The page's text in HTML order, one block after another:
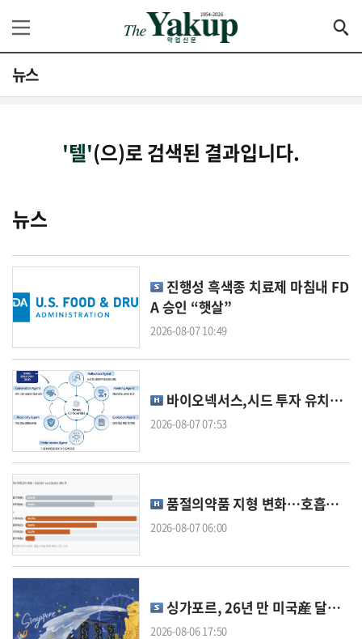
뉴스
'텔'(으)로 검색된 결과입니다.
뉴스
진행성 흑색종 치료제 마침내 FD
A 승인 “햇살”
2026-08-07 10:49
바이오넥서스,시드 투자 유치…AI 과학자 에이전트 고도화 착수
2026-08-07 07:53
품절의약품 지형 변화…호흡기약 줄고 만성질환 복합제 늘었다
2026-08-07 06:00
싱가포르, 26년 만 미국産 달걀 수입재개..왜?
2026-08-06 17:50